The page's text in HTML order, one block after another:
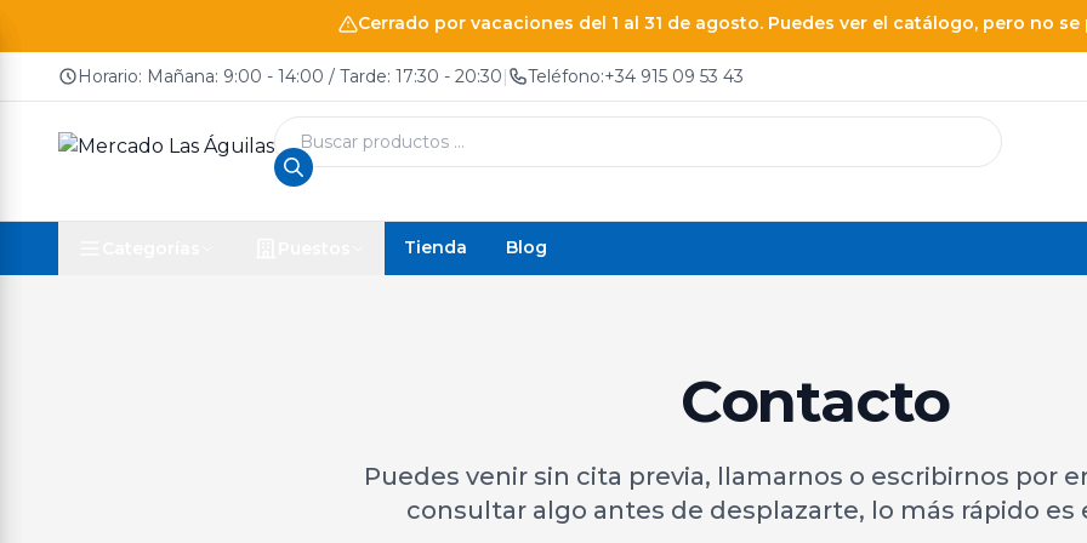
Cerrado por vacaciones del 1 al 31 de agosto. Puedes ver el catálogo, pero no
Horario: Mañana: 9:00 - 14:00 / Tarde: 17:30 - 20:30| Teléfono:+34 915 09 53 43
Búsqueda
de
productos
Tienda Blog
Contacto
Puedes venir sin cita previa, llamarnos o escribirnos por
consultar algo antes de desplazarte, lo más rápido es